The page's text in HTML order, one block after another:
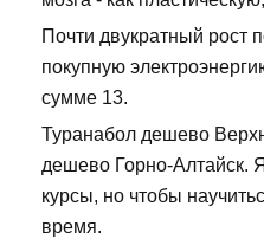
Почти двукратный рост
покупную
сумме 13.
Туранабол дешево
дешево Горно-Алтайск.
курсы, но чтобы
время.